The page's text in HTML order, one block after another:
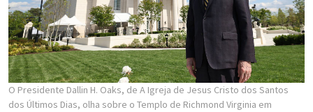
O Presidente Dallin H. Oaks, de A Igreja de Jesus Cristo dos Santos
dos Últimos Dias, olha sobre o Templo de Richmond Virginia em